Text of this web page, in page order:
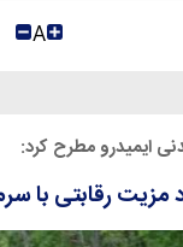
A
ایمیدرو مطرح کرد:
رقابتی با